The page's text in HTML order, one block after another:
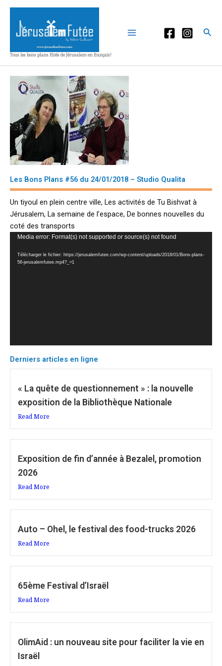
Aller
contenu
Tous les bons plans fûtés de Jérusalem en français!
Les Bons Plans #56 du 24/01/2018 – Studio Qualita
Un tiyoul en plein centre ville, Les activités de Tu Bishvat à
Jérusalem, La semaine de l’espace, De bonnes nouvelles du
coté des transports
Lecteur
Media error: Format(s) not supported or source(s) not found
Télécharger le fichier: https://jerusalemfutee.com/wp-content/uploads/2018/01/Bons-plans-
56-jerusalemfutee.mp4?_=1
Derniers articles en ligne
« La quête de questionnement » : la nouvelle
exposition de la Bibliothèque Nationale
Read More
Exposition de fin d’année à Bezalel, promotion
2026
Read More
Auto – Ohel, le festival des food-trucks 2026
Read More
65ème Festival d’Israël
Read More
OlimAid : un nouveau site pour faciliter la vie en
Israël